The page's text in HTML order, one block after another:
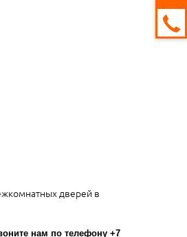
дверей в
нам по телефону +7